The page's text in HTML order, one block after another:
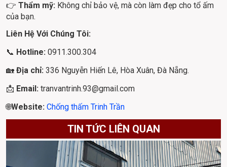
👉 Thẩm mỹ: Không chỉ bảo vệ, mà còn làm đẹp cho tổ ấm
của bạn.
Liên Hệ Với Chúng Tôi:
📞 Hotline: 0911.300.304
🏡 Địa chỉ: 336 Nguyễn Hiến Lê, Hòa Xuân, Đà Nẵng.
📩 Email: tranvantrinh.93@gmail.com
🌐Website: Chống thấm Trinh Trần
TIN TỨC LIÊN QUAN